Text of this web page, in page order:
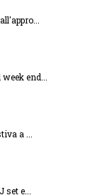
end...
a ...
set e...